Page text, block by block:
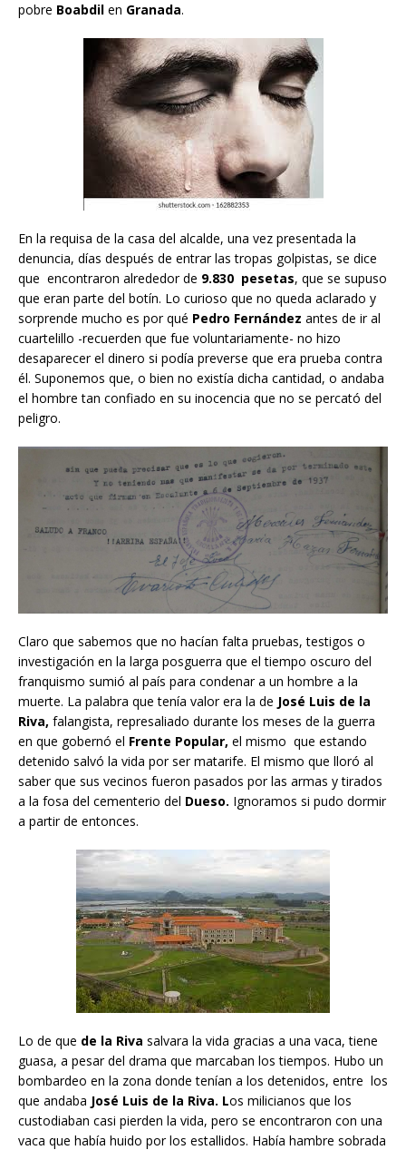
pobre Boabdil en Granada.
En la requisa de la casa del alcalde, una vez presentada la
denuncia, días después de entrar las tropas golpistas, se dice
que encontraron alrededor de 9.830 pesetas, que se supuso
que eran parte del botín. Lo curioso que no queda aclarado y
sorprende mucho es por qué Pedro Fernández antes de ir al
cuartelillo -recuerden que fue voluntariamente- no hizo
desaparecer el dinero si podía preverse que era prueba contra
él. Suponemos que, o bien no existía dicha cantidad, o andaba
el hombre tan confiado en su inocencia que no se percató del
peligro.
Claro que sabemos que no hacían falta pruebas, testigos o
investigación en la larga posguerra que el tiempo oscuro del
franquismo sumió al país para condenar a un hombre a la
muerte. La palabra que tenía valor era la de José Luis de la
Riva, falangista, represaliado durante los meses de la guerra
en que gobernó el Frente Popular, el mismo que estando
detenido salvó la vida por ser matarife. El mismo que lloró al
saber que sus vecinos fueron pasados por las armas y tirados
a la fosa del cementerio del Dueso. Ignoramos si pudo dormir
a partir de entonces.
Lo de que de la Riva salvara la vida gracias a una vaca, tiene
guasa, a pesar del drama que marcaban los tiempos. Hubo un
bombardeo en la zona donde tenían a los detenidos, entre los
que andaba José Luis de la Riva. Los milicianos que los
custodiaban casi pierden la vida, pero se encontraron con una
vaca que había huido por los estallidos. Había hambre sobrada